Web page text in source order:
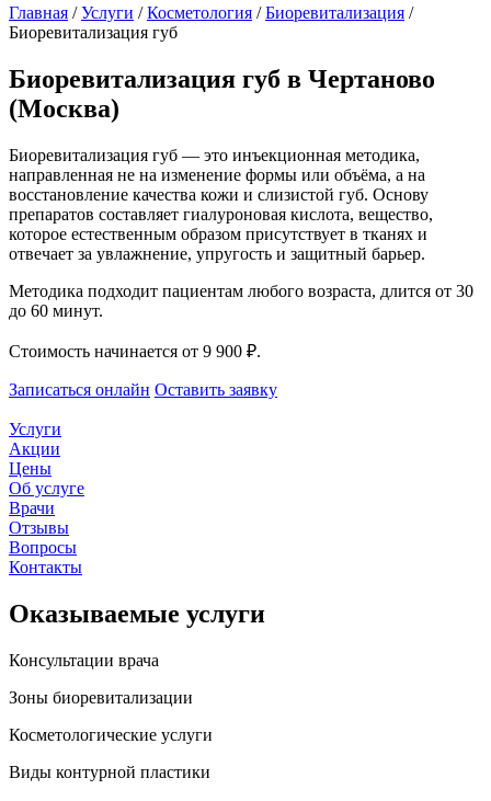
Главная /Услуги /Косметология /Биоревитализация /
Биоревитализация губ
Биоревитализация губ в Чертаново
(Москва)
Биоревитализация губ — это инъекционная методика,
направленная не на изменение формы или объёма, а на
восстановление качества кожи и слизистой губ. Основу
препаратов составляет гиалуроновая кислота, вещество,
которое естественным образом присутствует в тканях и
отвечает за увлажнение, упругость и защитный барьер.
Методика подходит пациентам любого возраста, длится от 30
до 60 минут.
Стоимость начинается от 9 900 ₽.
Записаться онлайн Оставить заявку
Услуги
Акции
Цены
Об услуге
Врачи
Отзывы
Вопросы
Контакты
Оказываемые услуги
Консультации врача
Зоны биоревитализации
Косметологические услуги
Виды контурной пластики